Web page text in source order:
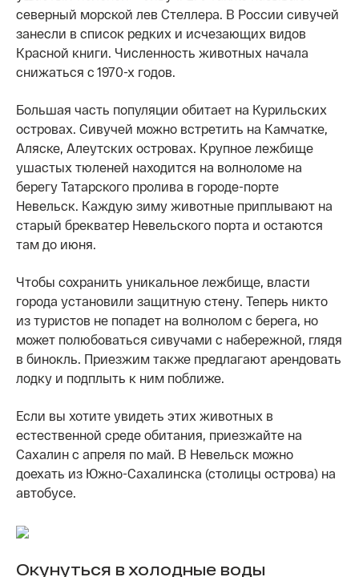
северный морской лев Стеллера. В России сивучей
занесли в список редких и исчезающих видов
Красной книги. Численность животных начала
снижаться с 1970-х годов.
Большая часть популяции обитает на Курильских
островах. Сивучей можно встретить на Камчатке,
Аляске, Алеутских островах. Крупное лежбище
ушастых тюленей находится на волноломе на
берегу Татарского пролива в городе-порте
Невельск. Каждую зиму животные приплывают на
старый брекватер Невельского порта и остаются
там до июня.
Чтобы сохранить уникальное лежбище, власти
города установили защитную стену. Теперь никто
из туристов не попадет на волнолом с берега, но
может полюбоваться сивучами с набережной, глядя
в бинокль. Приезжим также предлагают арендовать
лодку и подплыть к ним поближе.
Если вы хотите увидеть этих животных в
естественной среде обитания, приезжайте на
Сахалин с апреля по май. В Невельск можно
доехать из Южно-Сахалинска (столицы острова) на
автобусе.
Окунуться в холодные воды